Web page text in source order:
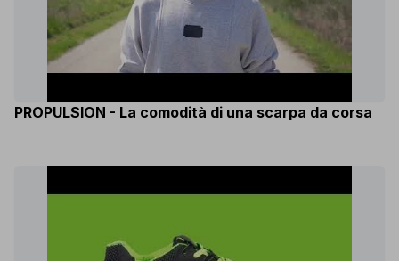
PROPULSION - La comodità di una scarpa da corsa